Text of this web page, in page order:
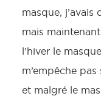
masque, j’avais
mais
l’hiver le
m’empêche
et malgré le